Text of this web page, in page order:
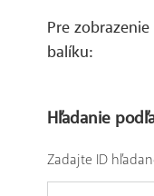
Pre
balíku:
Hľadanie
Zadajte ID